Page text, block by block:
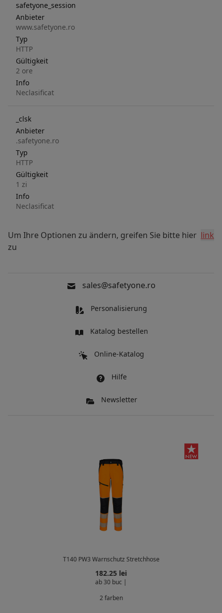
safetyone_session
Anbieter
www.safetyone.ro
Typ
HTTP
Gültigkeit
2 ore
Info
Neclasificat
_clsk
Anbieter
.safetyone.ro
Typ
HTTP
Gültigkeit
1 zi
Info
Neclasificat
Um Ihre Optionen zu ändern, greifen Sie bitte hier
zu
link
sales@safetyone.ro
Personalisierung
Katalog bestellen
Online-Katalog
Hilfe
Newsletter
T140 PW3 Warnschutz Stretchhose
182.25 lei
ab 30 buc |
2 farben